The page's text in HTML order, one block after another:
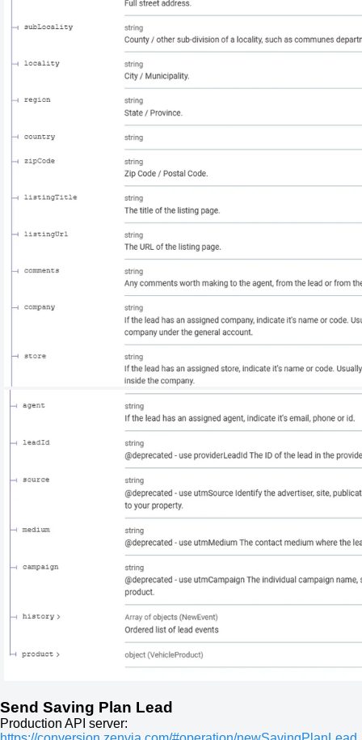
Send Saving Plan Lead
Production API server: